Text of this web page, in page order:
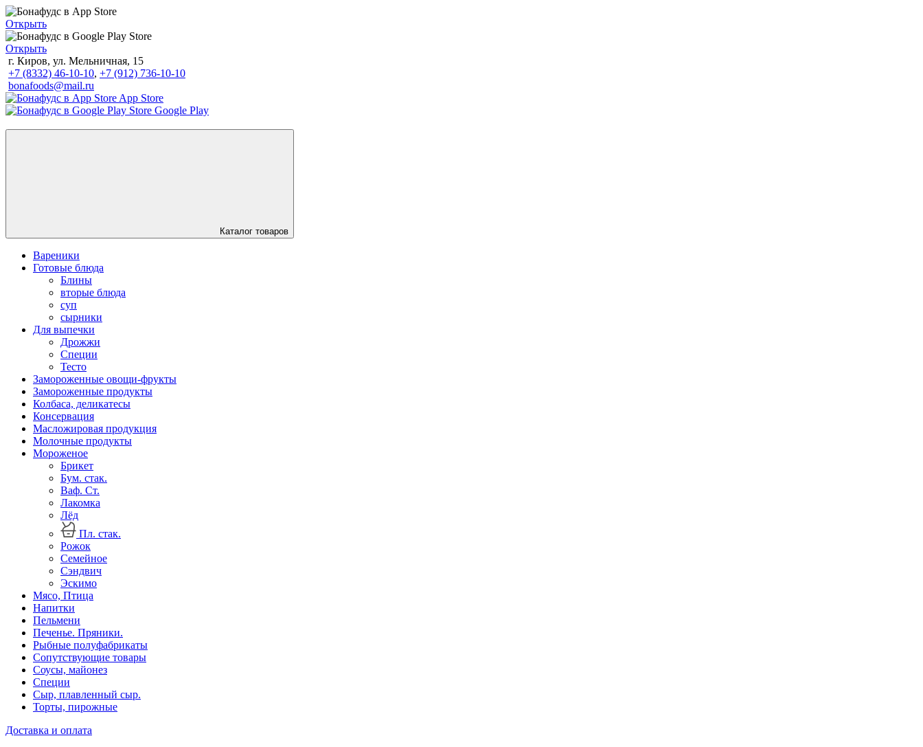
Открыть
Открыть
г. Киров, ул. Мельничная, 15
+7 (8332) 46-10-10, +7 (912) 736-10-10
bonafoods@mail.ru
App Store
Google Play
Каталог товаров
Вареники
Готовые блюда
Блины
вторые блюда
суп
сырники
Для выпечки
Дрожжи
Специи
Тесто
Замороженные овощи-фрукты
Замороженные продукты
Колбаса, деликатесы
Консервация
Масложировая продукция
Молочные продукты
Мороженое
Брикет
Бум. стак.
Ваф. Ст.
Лакомка
Лёд
Пл. стак.
Рожок
Семейное
Сэндвич
Эскимо
Мясо, Птица
Напитки
Пельмени
Печенье. Пряники.
Рыбные полуфабрикаты
Сопутствующие товары
Соусы, майонез
Специи
Сыр, плавленный сыр.
Торты, пирожные
Доставка и оплата